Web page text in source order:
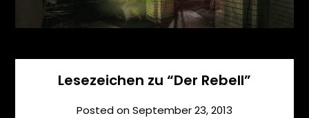
Lesezeichen zu “Der Rebell”
Posted onSeptember 23, 2013